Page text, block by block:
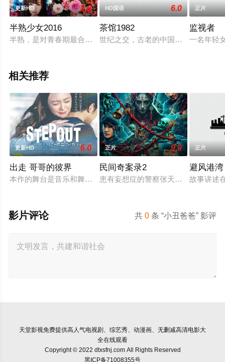
更新HD 2.0
半熟少女2016
半熟，是对青春期最合理的定义，它是梦开始的地方，没有深思
HD国语 6.0
茶馆1982
世纪之交，古老的中国正迎来前所未
正片
监视者
一名年轻
相关推荐
更新HD 6.0
出走 哥哥的彼界
本作的舞台是音乐和舞蹈融入生活的冲绳。与母亲朱音、妹妹舞
正片 9.0
民间奇案录2
患有妄想症的警察张天盛遇上一起离
正片
避风港湾
故事讲述
共0 条 “小丑爸爸” 影评
影片评论
天堂影视免费提供高人气电视剧、综艺秀、动漫画、无删减高清电影大
全在线观看
Copyright © 2022 dtxsfnj.com All Rights Reserved
黑ICP备71008355号